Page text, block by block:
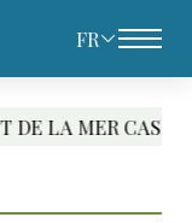
FR
: LE PARI